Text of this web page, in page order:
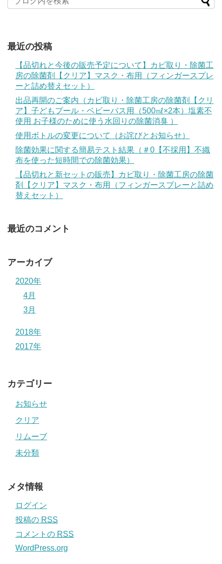
最近の投稿
【品切れと今後の販売予定について】カビ取り・除菌工
房の除菌剤【クリア】マスク・布用（フィンガースプレ
ーと詰め替えセット）
出品再開のご案内（カビ取り・除菌工房の除菌剤【クリ
ア】子どもプール・ベビーバス用（500㎖×2本）塩素不
使用 お子様のために使う水回りの除菌消臭 ）
使用ボトルの変更について（お詫びとお知らせ）
除菌効果に関する簡易テスト結果（＃0【不採用】不織
布を使った短時間での除菌効果）
【品切れと新セットの販売】カビ取り・除菌工房の除菌
剤【クリア】マスク・布用（フィンガースプレーと詰め
替えセット）
最近のコメント
アーカイブ
2020年
4月
3月
2018年
2017年
カテゴリー
お知らせ
クリア
リムーブ
未分類
メタ情報
ログイン
投稿の RSS
コメントの RSS
WordPress.org